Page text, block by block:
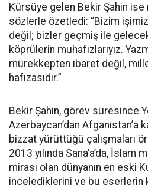
Kürsüye gelen Bekir Şahin
sözlerle özetledi: “Bizim
değil; bizler geçmiş ile
köprülerin muhafızlarıyız.
mürekkepten ibaret değil,
hafızasıdır.”
Bekir Şahin, görev süresince
Azerbaycan’dan Afganistan’a
bizzat yürüttüğü çalışmaları
2013 yılında Sana’a’da, İslam
mirası olan dünyanın en eski
incelediklerini ve bu eserlerin